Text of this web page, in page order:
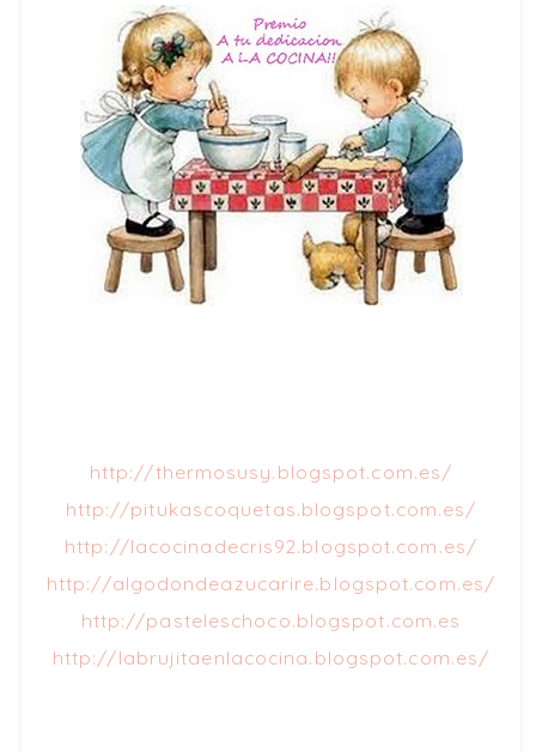
http://thermosusy.blogspot.com.es/
http://pitukascoquetas.blogspot.com.es/
http://lacocinadecris92.blogspot.com.es/
http://algodondeazucarire.blogspot.com.es/
http://pasteleschoco.blogspot.com.es
http://labrujitaenlacocina.blogspot.com.es/